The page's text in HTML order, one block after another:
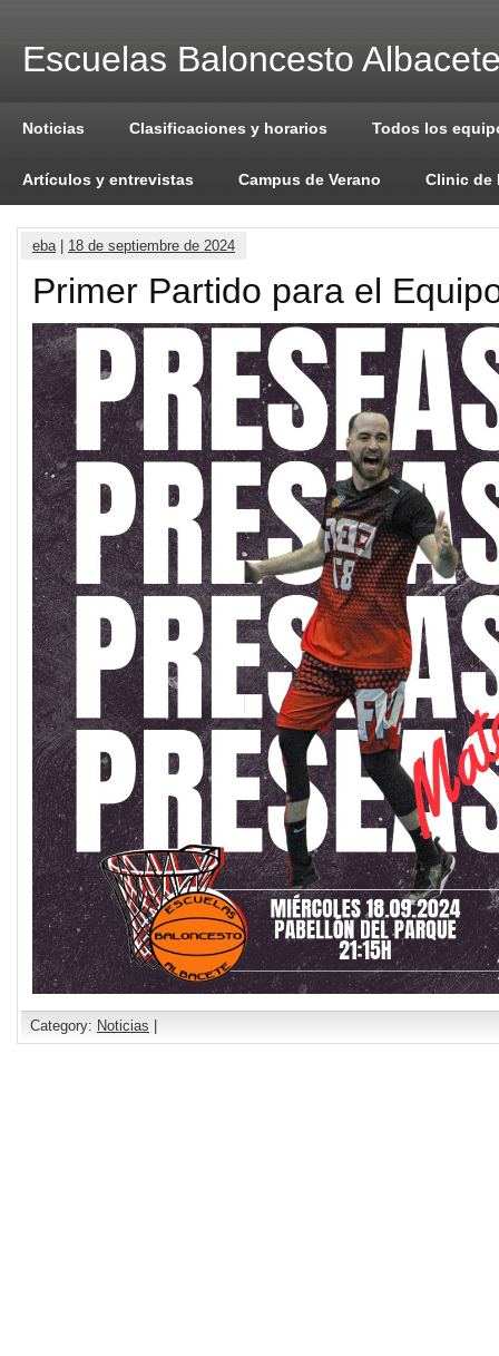
Escuelas Baloncesto
Noticias Clasificaciones y horarios Todos los
Artículos y entrevistas Campus de Verano Clinic de
eba| 18 de septiembre de 2024
Primer Partido para el
Category: Noticias